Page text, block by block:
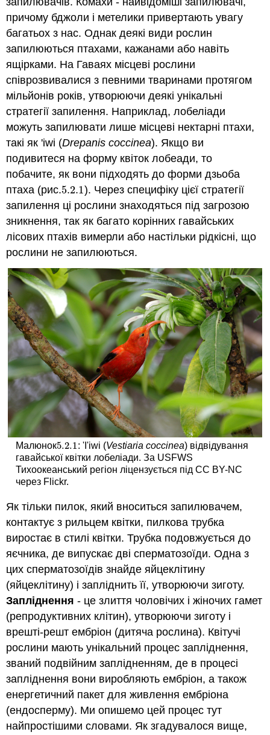
причому бджоли і метелики привертають увагу
багатьох з нас. Однак деякі види рослин
запилюються птахами, кажанами або навіть
ящірками. На Гаваях місцеві рослини
співрозвивалися з певними тваринами протягом
мільйонів років, утворюючи деякі унікальні
стратегії запилення. Наприклад, лобеліади
можуть запилювати лише місцеві нектарні птахи,
такі як 'iwi (Drepanis coccinea). Якщо ви
подивитеся на форму квіток лобеади, то
побачите, як вони підходять до форми дзьоба
птаха (рис.5.2.1
5.2.1). Через специфіку цієї стратегії
запилення ці рослини знаходяться під загрозою
зникнення, так як багато корінних гавайських
лісових птахів вимерли або настільки рідкісні, що
рослини не запилюються.
Малюнок5.2.1
5.2.1: 'I'iwi (Vestiaria coccinea) відвідування
гавайської квітки лобеліади. За USFWS
Тихоокеанський регіон ліцензується під CC BY-NC
через Flickr.
Як тільки пилок, який вноситься запилювачем,
контактує з рильцем квітки, пилкова трубка
виростає в стилі квітки. Трубка подовжується до
яєчника, де випускає дві сперматозоїди. Одна з
цих сперматозоїдів знайде яйцеклітину
(яйцеклітину) і запліднить її, утворюючи зиготу.
Запліднення - це злиття чоловічих і жіночих гамет
(репродуктивних клітин), утворюючи зиготу і
врешті-решт ембріон (дитяча рослина). Квітучі
рослини мають унікальний процес запліднення,
званий подвійним заплідненням, де в процесі
запліднення вони виробляють ембріон, а також
енергетичний пакет для живлення ембріона
(ендосперму). Ми опишемо цей процес тут
найпростішими словами. Як згадувалося вище,